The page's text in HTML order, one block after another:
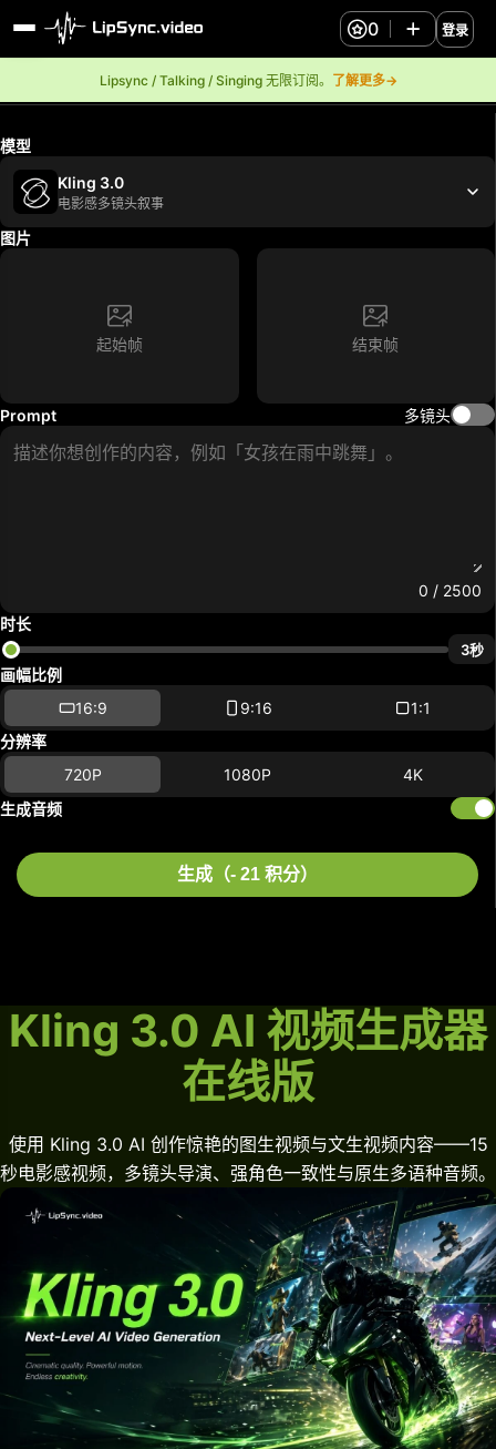
Lipsync / Talking / Singing 无限订阅。 了解更多→
0 登录
模型
Kling 3.0
电影感多镜头叙事
图片
起始帧 结束帧
Prompt 多镜头
0 / 2500
时长
3秒
画幅比例
16:9
9:16
1:1
分辨率
720P
1080P
4K
生成音频
生成（- 21 积分）
Kling 3.0 AI 视频生成器
在线版
使用 Kling 3.0 AI 创作惊艳的图生视频与文生视频内容——15
秒电影感视频，多镜头导演、强角色一致性与原生多语种音频。